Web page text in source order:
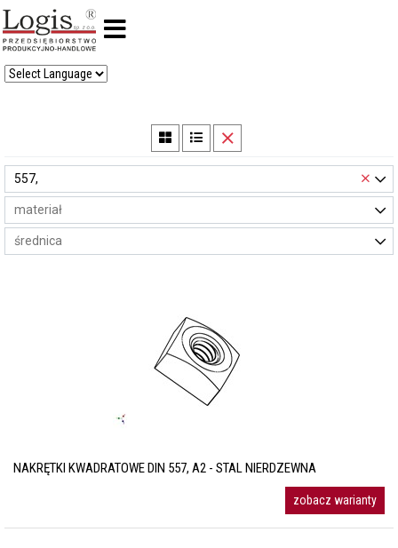
×
557
NAKRĘTKI KWADRATOWE DIN 557, A2 - STAL NIERDZEWNA
zobacz warianty